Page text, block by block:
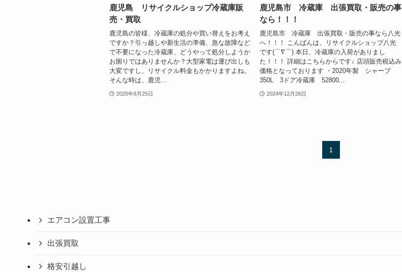
鹿児島 リサイクルショップ冷蔵庫販
売・買取
鹿児島の皆様、冷蔵庫の処分や買い替えをお考え
ですか？引っ越しや新生活の準備、急な故障など
で不要になった冷蔵庫、どうやって処分しようか
お困りではありませんか？大型家電は運び出しも
大変ですし、リサイクル料金もかかりますよね。
そんな時は、鹿児...
2025年8月25日
鹿児島市 冷蔵庫 出張買取・販売の事
なら！！！
鹿児島市 冷蔵庫 出張買取・販売の事なら八光
へ！！！ こんばんは、リサイクルショップ八光
です(⌒∇⌒) 本日、冷蔵庫の入荷がありまし
た！！！ 詳細はこちらからです↓ 店頭販売税込み
価格となっております ・2020年製 シャープ
350L 3ドア冷蔵庫 52800...
2024年12月26日
1
エアコン設置工事
出張買取
格安引越し